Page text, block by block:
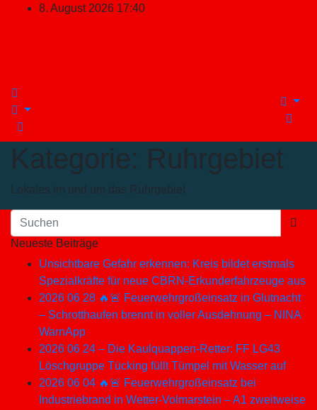
8. August 2026 17:40
Kategorie: Ruhrgebiet
Lokales im und um das Ruhrgebiet
Neueste Beiträge
Unsichtbare Gefahr erkennen: Kreis bildet erstmals
Spezialkräfte für neue CBRN-Erkunderfahrzeuge aus
2026 06 28 🔥🚨 Feuerwehrgroßeinsatz in Glutnacht
– Schrotthaufen brennt in voller Ausdehnung – NINA
WarnApp
2026 06 24 – Die Kaulquappen-Retter: FF LG43
Löschgruppe Tücking füllt Tümpel mit Wasser auf
2026 06 04 🔥🚨 Feuerwehrgroßeinsatz bei
Industriebrand in Wetter-Volmarstein – A1 zweitweise